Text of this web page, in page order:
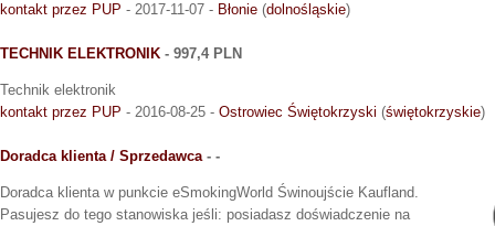
kontakt przez PUP - 2017-11-07 - Błonie (dolnośląskie)
TECHNIK ELEKTRONIK - 997,4 PLN
Technik elektronik
kontakt przez PUP - 2016-08-25 - Ostrowiec Świętokrzyski (świętokrzyskie)
Doradca klienta / Sprzedawca- -
Doradca klienta w punkcie eSmokingWorld Świnoujście Kaufland.
Pasujesz do tego stanowiska jeśli: posiadasz doświadczenie na